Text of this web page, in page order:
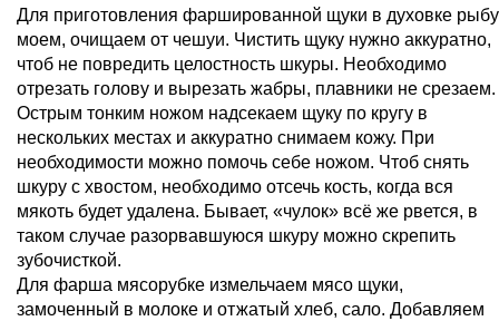
Для приготовления фаршированной щуки в духовке рыбу
моем, очищаем от чешуи. Чистить щуку нужно аккуратно,
чтоб не повредить целостность шкуры. Необходимо
отрезать голову и вырезать жабры, плавники не срезаем.
Острым тонким ножом надсекаем щуку по кругу в
нескольких местах и аккуратно снимаем кожу. При
необходимости можно помочь себе ножом. Чтоб снять
шкуру с хвостом, необходимо отсечь кость, когда вся
мякоть будет удалена. Бывает, «чулок» всё же рвется, в
таком случае разорвавшуюся шкуру можно скрепить
зубочисткой.
Для фарша мясорубке измельчаем мясо щуки,
замоченный в молоке и отжатый хлеб, сало. Добавляем